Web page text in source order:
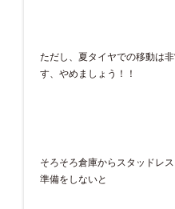
ただし、夏タイヤでの移動は
す、やめましょう！！
そろそろ倉庫からスタッドレ
準備をしないと